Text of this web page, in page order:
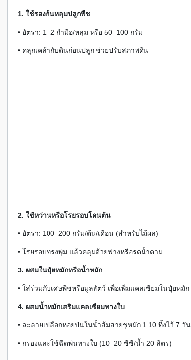
1. ใช้รองก้นหลุมปลูกพืช
• อัตรา: 1–2 กำมือ/หลุม หรือ 50–100 กรัม
• คลุกเคล้ากับดินก่อนปลูก ช่วยปรับสภาพดิน
2. ใช้หว่านหรือโรยรอบโคนต้น
• อัตรา: 100–200 กรัม/ต้น/เดือน (สำหรับไม้ผล)
• โรยรอบทรงพุ่ม แล้วคลุมด้วยฟางหรือรดน้ำตาม
3. ผสมในปุ๋ยหมักหรือน้ำหมัก
• ใส่ร่วมกับเศษพืชหรือมูลสัตว์ เพื่อเพิ่มแคลเซียมในปุ๋ยหมัก
4. ผสมน้ำหมักเสริมแคลเซียมทางใบ
• ละลายเปลือกหอยป่นในน้ำส้มสายชูหมัก 1:10 ทิ้งไว้ 7 วัน
• กรองและใช้ฉีดพ่นทางใบ (10–20 ซีซี/น้ำ 20 ลิตร)